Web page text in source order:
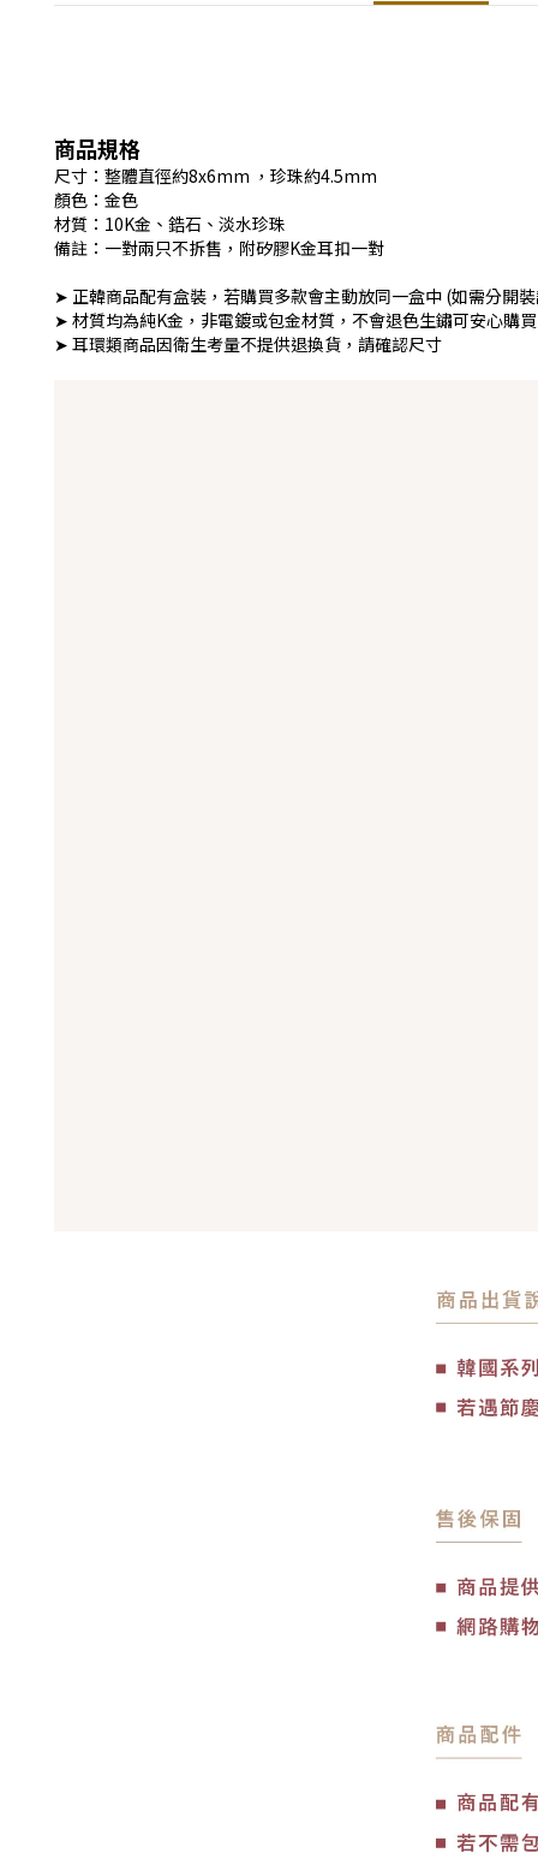
商品規格
尺寸：整體直徑約8x6mm ，珍珠約4.5mm
顏色：金色
材質：10K金、鋯石、淡水珍珠
備註：一對兩只不拆售，附矽膠K金耳扣一對
➤ 正韓商品配有盒裝，若購買多款會主動放同一盒中 (如需分開
➤ 材質均為純K金，非電鍍或包金材質，不會退色生鏽可安心購買
➤ 耳環類商品因衛生考量不提供退換貨，請確認尺寸